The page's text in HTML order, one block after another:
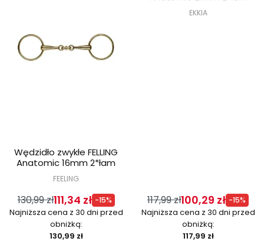
Wędzidło zwykłe FELLING
Anatomic 16mm 2*łam
FEELING
130,99 zł111,34 zł -15%
Najniższa cena z 30 dni przed
obniżką:
130,99 zł
EKKIA
117,99 zł100,29 zł -15%
Najniższa cena z 30 dni przed
obniżką:
117,99 zł